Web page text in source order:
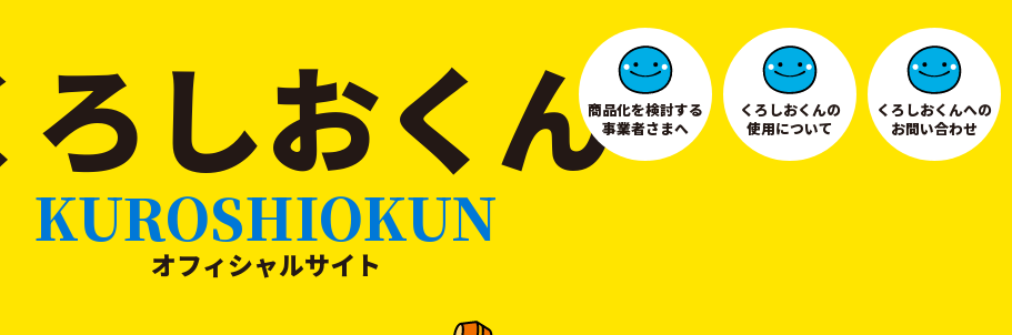
ろしおくん
KUROSHIOKUN
オフィシャルサイト
商品化を検討する
事業者さまへ
くろしおくんの
使用について
くろしおくんへの
お問い合わせ